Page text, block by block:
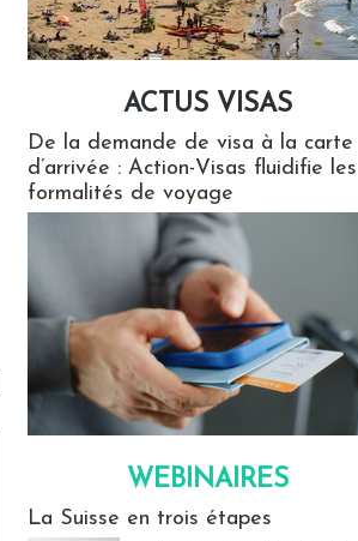
ACTUS VISAS
De la demande de visa à la carte
d’arrivée : Action-Visas fluidifie les
formalités de voyage
WEBINAIRES
La Suisse en trois étapes